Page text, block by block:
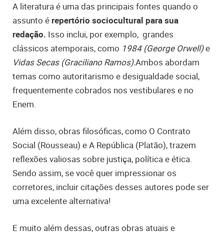
A literatura é uma das principais fontes quando o
assunto é repertório sociocultural para sua
redação. Isso inclui, por exemplo, grandes
clássicos atemporais, como 1984 (George Orwell)e
Vidas Secas (Graciliano Ramos).Ambos abordam
temas como autoritarismo e desigualdade social,
frequentemente cobrados nos vestibulares e no
Enem.
Além disso, obras filosóficas, como O Contrato
Social (Rousseau) e A República (Platão), trazem
reflexões valiosas sobre justiça, política e ética.
Sendo assim, se você quer impressionar os
corretores, incluir citações desses autores pode ser
uma excelente alternativa!
E muito além dessas, outras obras atuais e